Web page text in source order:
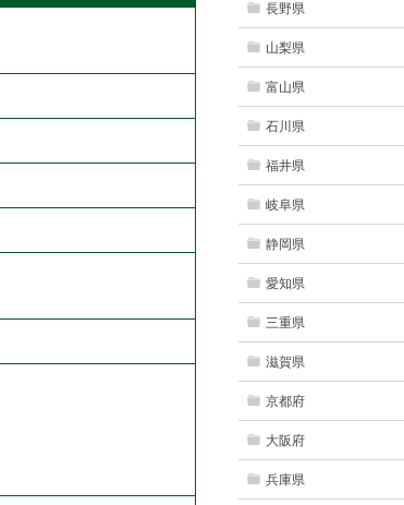
長野県
山梨県
富山県
石川県
福井県
岐阜県
静岡県
愛知県
三重県
滋賀県
京都府
大阪府
兵庫県